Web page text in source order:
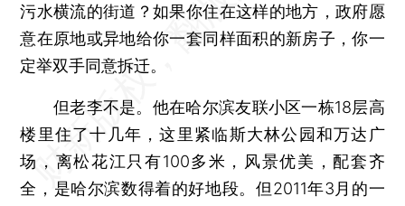
污水横流的街道？如果你住在这样的地方，政府愿
意在原地或异地给你一套同样面积的新房子，你一
定举双手同意拆迁。
但老李不是。他在哈尔滨友联小区一栋18层高
楼里住了十几年，这里紧临斯大林公园和万达广
场，离松花江只有100多米，风景优美，配套齐
全，是哈尔滨数得着的好地段。但2011年3月的一